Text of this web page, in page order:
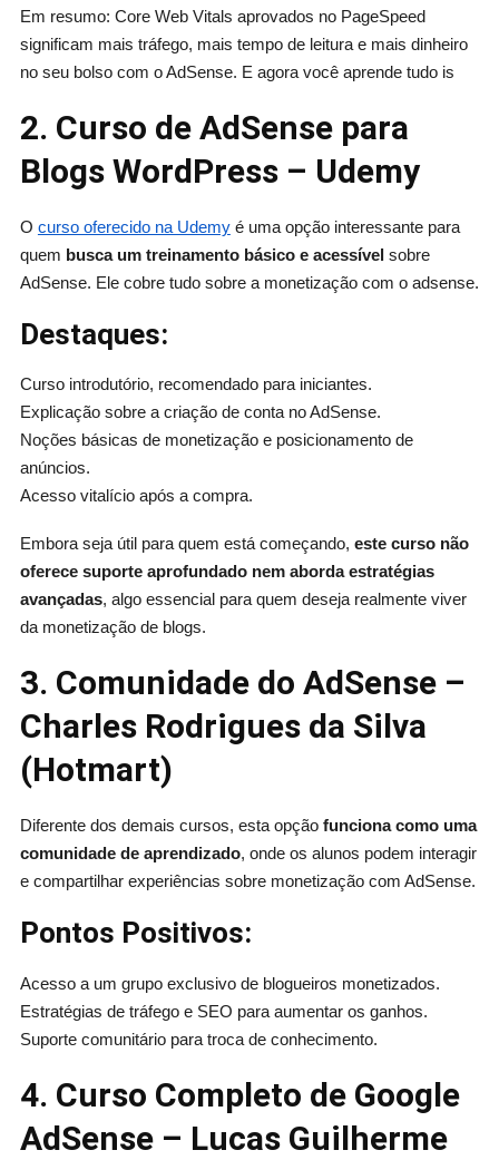
Em resumo: Core Web Vitals aprovados no PageSpeed
significam mais tráfego, mais tempo de leitura e mais dinheiro
no seu bolso com o AdSense. E agora você aprende tudo is
2. Curso de AdSense para
Blogs WordPress – Udemy
O curso oferecido na Udemyé uma opção interessante para
quem busca um treinamento básico e acessívelsobre
AdSense. Ele cobre tudo sobre a monetização com o adsense.
Destaques:
Curso introdutório, recomendado para iniciantes.
Explicação sobre a criação de conta no AdSense.
Noções básicas de monetização e posicionamento de
anúncios.
Acesso vitalício após a compra.
Embora seja útil para quem está começando, este curso não
oferece suporte aprofundado nem aborda estratégias
avançadas, algo essencial para quem deseja realmente viver
da monetização de blogs.
3. Comunidade do AdSense –
Charles Rodrigues da Silva
(Hotmart)
Diferente dos demais cursos, esta opção funciona como uma
comunidade de aprendizado, onde os alunos podem interagir
e compartilhar experiências sobre monetização com AdSense.
Pontos Positivos:
Acesso a um grupo exclusivo de blogueiros monetizados.
Estratégias de tráfego e SEO para aumentar os ganhos.
Suporte comunitário para troca de conhecimento.
4. Curso Completo de Google
AdSense – Lucas Guilherme